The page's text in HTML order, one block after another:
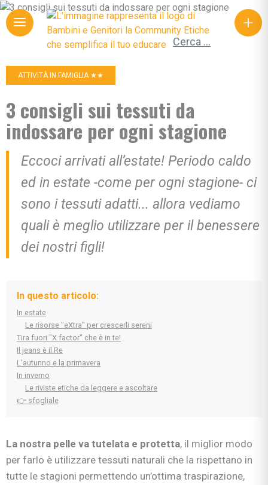
+
Ricerca per:
ATTIVITÀ IN FAMIGLIA ★★
3 consigli sui tessuti da
indossare per ogni stagione
Eccoci arrivati all’estate! Periodo caldo
ed in estate -come per ogni stagione- ci
sono i tessuti adatti... allora vediamo
quali è meglio utilizzare per il benessere
dei nostri figli!
In questo articolo:
In estate
Le risorse "eXtra" per crescerli sereni
Tira fuori "X factor" che è in te!
Il jeans è il Re
L’autunno e la primavera
In inverno
Le riviste etiche da leggere e ascoltare
👉 sfogliale
La nostra pelle va tutelata e protetta, il miglior modo
per farlo è utilizzare tessuti naturali che la rispettano in
tutte le stagioni permettendo un’ottima traspirazione,